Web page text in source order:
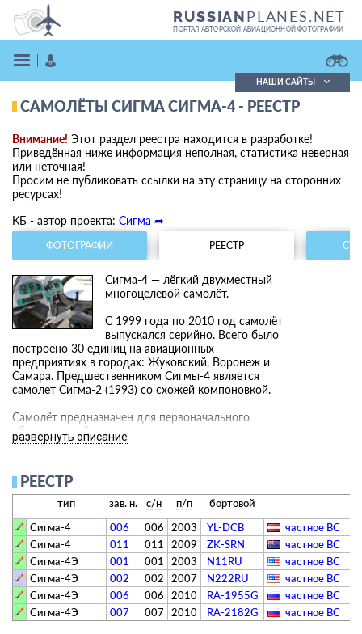
RUSSIANPLANES.NET
ПОРТАЛ АВТОРСКОЙ АВИАЦИОННОЙ ФОТОГРАФИИ
ЗАРЕГИСТРИРОВАТЬСЯ
Поиск фотографий
Кратко
Подробно
НАШИ САЙТЫ
САМОЛЁТЫ СИГМА СИГМА-4 - РЕЕСТР
Внимание! Этот раздел реестра находится в разработке!
Приведённая ниже информация неполная, статистика неверная
или неточная!
Просим не публиковать ссылки на эту страницу на сторонних
ресурсах!
КБ - автор проекта: Сигма ➦
ФОТОГРАФИИ РЕЕСТР
Сигма-4 — лёгкий двухместный
многоцелевой самолёт.
С 1999 года по 2010 год самолёт
выпускался серийно. Всего было
построено 30 единиц на авиационных
предприятиях в городах: Жуковский, Воронеж и
Самара. Предшественником Сигмы-4 является
самолет Сигма-2 (1993) со схожей компоновкой.
Самолёт предназначен для первоначального
обучения полётам, туризма, спорта и активного
отдыха. Может использоваться для перевозки
оснащении самолёта комплектом химического
навесного оборудования возможно его
сельскохозяйственное применение. Рассчитан на
полёт 1 пилота и 1 пассажира. Члены экипажа
размещаются рядом, управление сдвоенное,
ширина кабины 1,22м, двери открываются
наружу-вверх.
На самолёт устанавливается двигатель
австрийского производства ROTAX-912ULS. с
трехлопастным винтом, мощность двигателя —
развернуть описание
РЕЕСТР
тип зав. н. с/н п/п
бортовой
Сигма-4
006 006 2003 YL-DCB
­частное ВС­
Сигма-4
011 011 2009 ZK-SRN
­частное ВС­
Сигма-4Э
001 001 2003 N11RU
­частное ВС­
Сигма-4Э
002 002 2007 N222RU
­частное ВС­
Сигма-4Э
006 006 2010 RA-1955G
­частное ВС­
Сигма-4Э
007 007 2010 RA-2182G ­частное ВС­